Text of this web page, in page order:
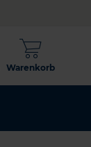
Warenkorb